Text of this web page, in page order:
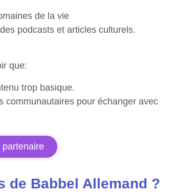
de la vie
podcasts et articles culturels.
que:
trop basique.
communautaires pour échanger avec
partenaire
de Babbel Allemand ?